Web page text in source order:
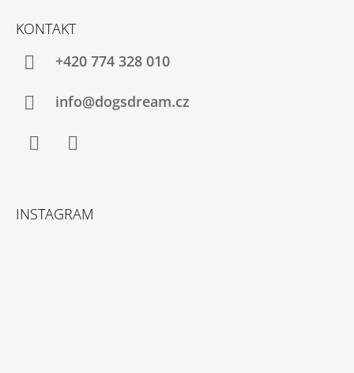
KONTAKT
+420 774 328 010
info@dogsdream.cz
INSTAGRAM